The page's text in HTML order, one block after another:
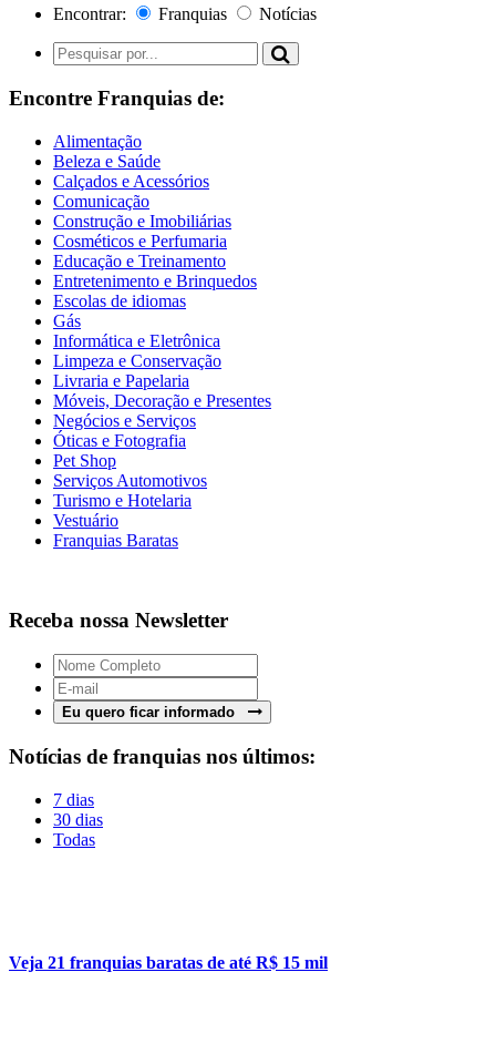
Encontrar: Franquias Notícias
Encontre Franquias de:
Alimentação
Beleza e Saúde
Calçados e Acessórios
Comunicação
Construção e Imobiliárias
Cosméticos e Perfumaria
Educação e Treinamento
Entretenimento e Brinquedos
Escolas de idiomas
Gás
Informática e Eletrônica
Limpeza e Conservação
Livraria e Papelaria
Móveis, Decoração e Presentes
Negócios e Serviços
Óticas e Fotografia
Pet Shop
Serviços Automotivos
Turismo e Hotelaria
Vestuário
Franquias Baratas
Receba nossa Newsletter
Eu quero ficar informado
Notícias de franquias nos últimos:
7 dias
30 dias
Todas
Veja 21 franquias baratas de até R$ 15 mil